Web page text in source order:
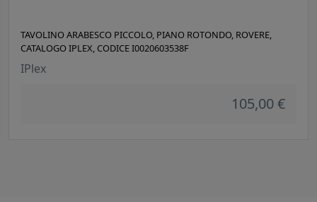
TAVOLINO ARABESCO PICCOLO, PIANO ROTONDO, ROVERE,
CATALOGO IPLEX, CODICE I0020603538F
IPlex
105,00 €